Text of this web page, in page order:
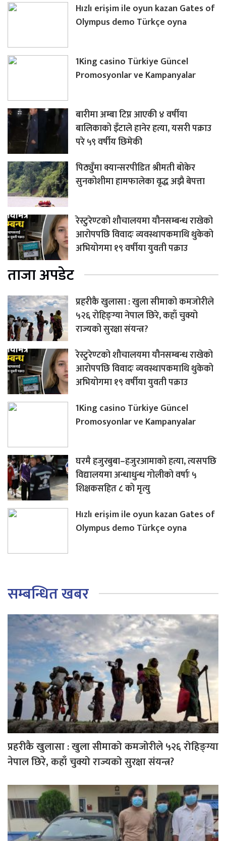
Hızlı erişim ile oyun kazan Gates of
Olympus demo Türkçe oyna
1King casino Türkiye Güncel
Promosyonlar ve Kampanyalar
बारीमा अम्बा टिप्न आएकी ४ वर्षीया
बालिकाको इँटाले हानेर हत्या, यसरी पक्राउ
परे ५९ वर्षीय छिमेकी
पिठ्युँमा क्यान्सरपीडित श्रीमती बोकेर
सुनकोशीमा हामफालेका वृद्ध अझै बेपत्ता
रेस्टुरेण्टको शौचालयमा यौनसम्बन्ध राखेको
आरोपपछि विवादः व्यवस्थापकमाथि थुकेको
अभियोगमा १९ वर्षीया युवती पक्राउ
ताजा अपडेट
प्रहरीकै खुलासा : खुला सीमाको कमजोरीले
५२६ रोहिङ्ग्या नेपाल छिरे, कहाँ चुक्यो
राज्यको सुरक्षा संयन्त्र?
रेस्टुरेण्टको शौचालयमा यौनसम्बन्ध राखेको
आरोपपछि विवादः व्यवस्थापकमाथि थुकेको
अभियोगमा १९ वर्षीया युवती पक्राउ
1King casino Türkiye Güncel
Promosyonlar ve Kampanyalar
घरमै हजुरबुबा–हजुरआमाको हत्या, त्यसपछि
विद्यालयमा अन्धाधुन्ध गोलीको वर्षाः ५
शिक्षकसहित ८ को मृत्यु
Hızlı erişim ile oyun kazan Gates of
Olympus demo Türkçe oyna
सम्बन्धित खबर
प्रहरीकै खुलासा : खुला सीमाको कमजोरीले ५२६ रोहिङ्ग्या
नेपाल छिरे, कहाँ चुक्यो राज्यको सुरक्षा संयन्त्र?